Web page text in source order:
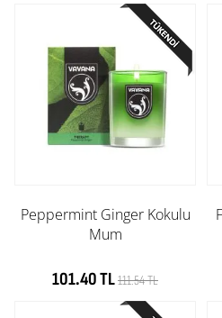
Peppermint Ginger Kokulu
Mum
101.40 TL111.54 TL